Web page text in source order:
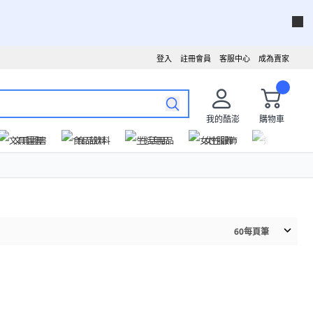
成為賣家
客服中心
註冊會員
登入
我的酷澎
購物車
文具圖書
食品飲料 生活用品 女性服飾
60每頁筆